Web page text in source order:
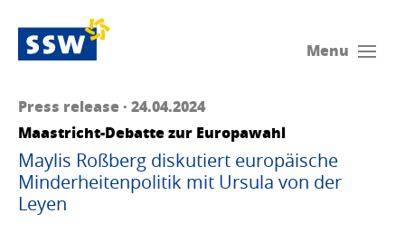
Menu
Press release · 24.04.2024
Maastricht-Debatte zur Europawahl
Maylis Roßberg diskutiert europäische
Minderheitenpolitik mit Ursula von der
Leyen